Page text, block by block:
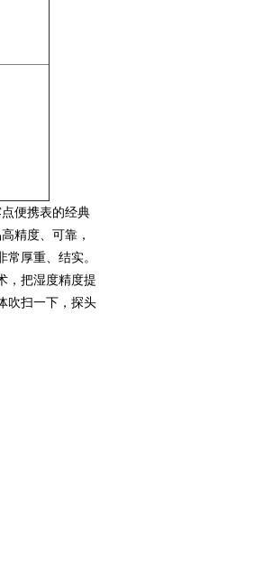
便携表的经典
精度、可靠，
厚重、结实。
，把湿度精度提
吹扫一下，探头